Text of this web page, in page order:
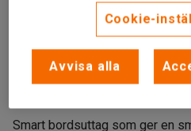
Kan justeras i tre olika nivåer
Smart bordsuttag som ger en
Cookie-
Avvisa alla